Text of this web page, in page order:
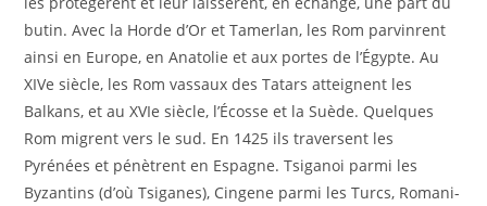
butin. Avec la Horde d’Or et Tamerlan, les Rom parvinrent
ainsi en Europe, en Anatolie et aux portes de l’Égypte. Au
XIVe siècle, les Rom vassaux des Tatars atteignent les
Balkans, et au XVIe siècle, l’Écosse et la Suède. Quelques
Rom migrent vers le sud. En 1425 ils traversent les
Pyrénées et pénètrent en Espagne. Tsiganoi parmi les
Byzantins (d’où Tsiganes), Cingene parmi les Turcs, Romani-